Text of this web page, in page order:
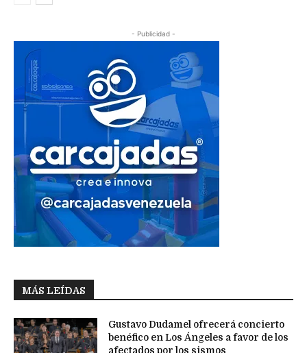
- Publicidad -
MÁS LEÍDAS
Gustavo Dudamel ofrecerá concierto
benéfico en Los Ángeles a favor de los
afectados por los sismos